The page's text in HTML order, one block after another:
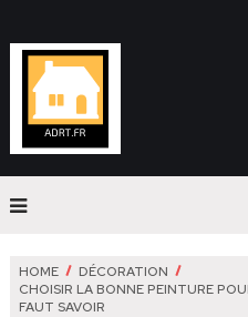
HOME
DÉCORATION
CHOISIR LA BONNE PEINTURE
FAUT SAVOIR